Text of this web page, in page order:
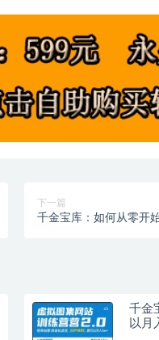
下一篇
千金宝库：如何从零开
千金
以月